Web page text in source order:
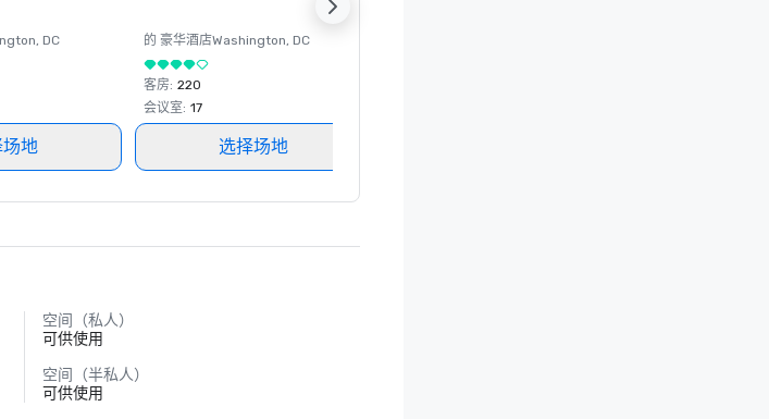
, DC
地
的 豪华酒店Washington, DC
客房: 220
会议室: 17
选择场地
空间（私人）
可供使用
空间（半私人）
可供使用